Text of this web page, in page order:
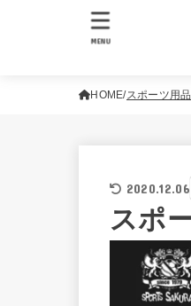
MENU
HOME スポーツ用
2020.12.06
スポ